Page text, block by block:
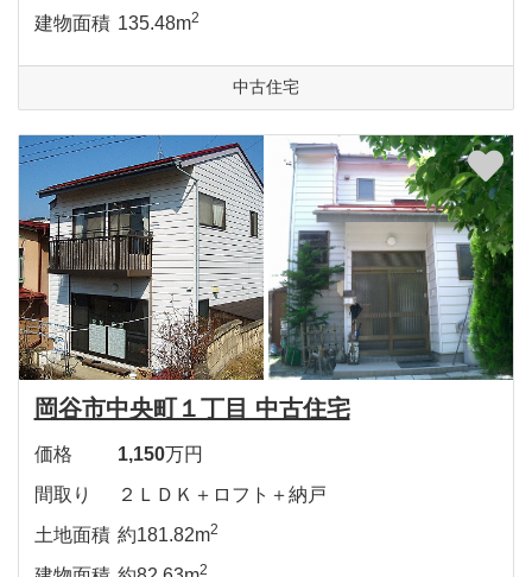
建物面積 135.48m2
中古住宅
岡谷市中央町１丁目 中古住宅
価格 1,150万円
間取り
２ＬＤＫ＋ロフト＋納戸
土地面積 約181.82m2
2